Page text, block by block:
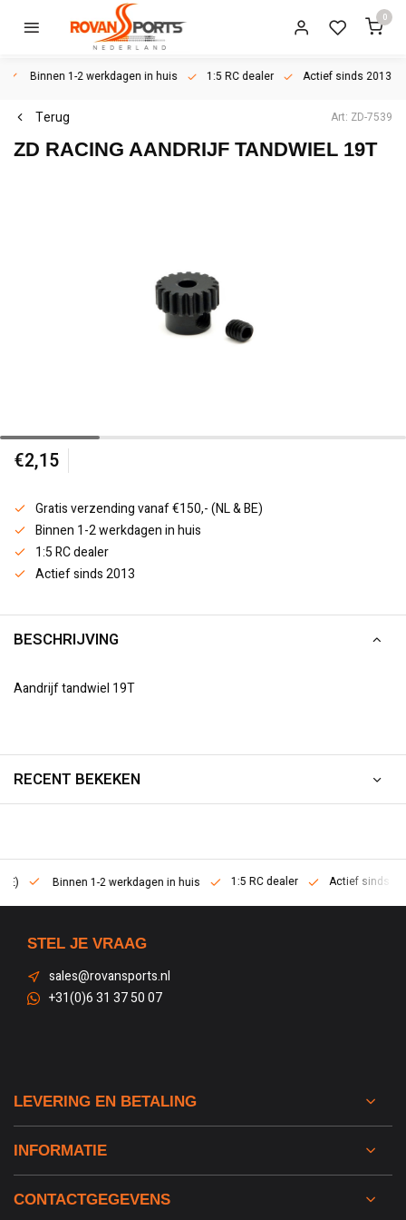
0
Binnen 1-2 werkdagen in huis 1:5 RC dealer Actief sinds 2013
Terug Art: ZD-7539
ZD RACING AANDRIJF TANDWIEL 19T
€2,15
Gratis verzending vanaf €150,- (NL & BE)
Binnen 1-2 werkdagen in huis
1:5 RC dealer
Actief sinds 2013
BESCHRIJVING
Aandrijf tandwiel 19T
RECENT BEKEKEN
Binnen 1-2 werkdagen in huis 1:5 RC dealer Actief sinds 2013
STEL JE VRAAG
sales@rovansports.nl
+31(0)6 31 37 50 07
LEVERING EN BETALING
INFORMATIE
CONTACTGEGEVENS